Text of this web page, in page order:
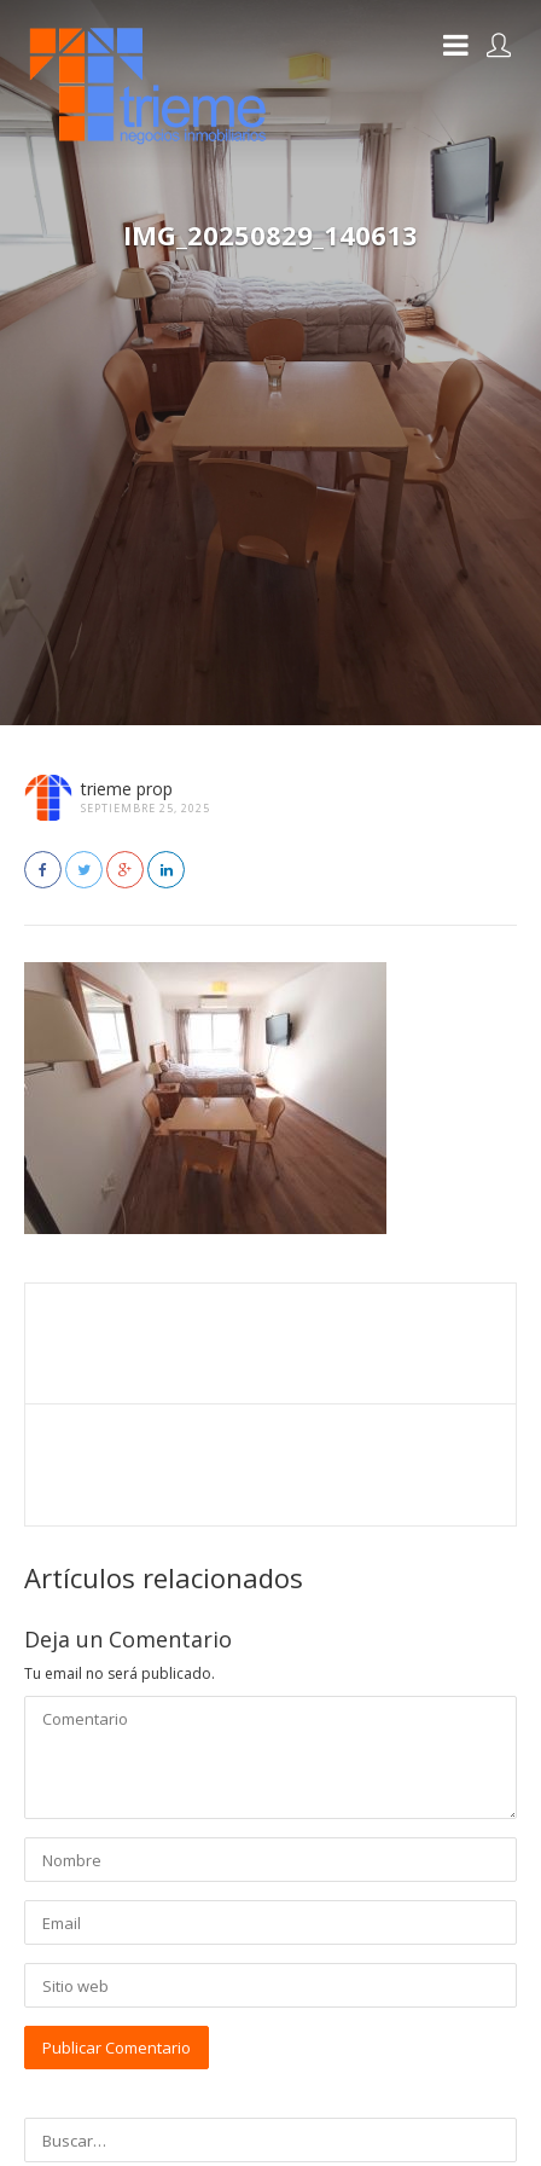
IMG_20250829_140613
trieme prop
SEPTIEMBRE 25, 2025
Artículos relacionados
Deja un Comentario
Tu email no será publicado.